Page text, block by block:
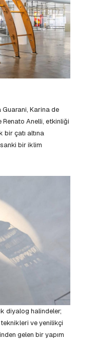
Karina de
Anelli, etkinliği
bir çatı altına
bir iklim
diyalog halindeler;
ve yenilikçi
gelen bir yapım